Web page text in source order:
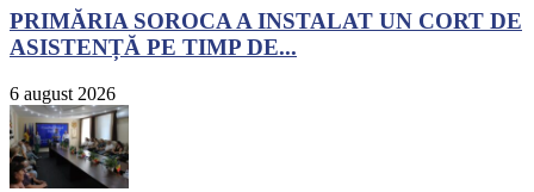
PRIMĂRIA SOROCA A INSTALAT UN CORT DE
ASISTENȚĂ PE TIMP DE...
6 august 2026